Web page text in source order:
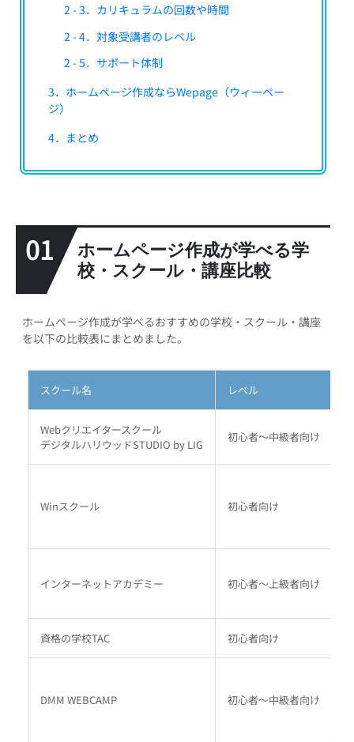
2 - 3．カリキュラムの回数や時間
2 - 4．対象受講者のレベル
2 - 5．サポート体制
3．ホームページ作成ならWepage（ウィーペー
ジ）
4．まとめ
01
ホームページ作成が学べる学
校・スクール・講座比較
ホームページ作成が学べるおすすめの学校・スクール・講座
を以下の比較表にまとめました。
スクール名 レベル
Webクリエイタースクール
デジタルハリウッドSTUDIO by LIG
初心者～中級者向け
Winスクール 初心者向け
インターネットアカデミー 初心者～上級者向け
資格の学校TAC 初心者向け
DMM WEBCAMP 初心者～中級者向け